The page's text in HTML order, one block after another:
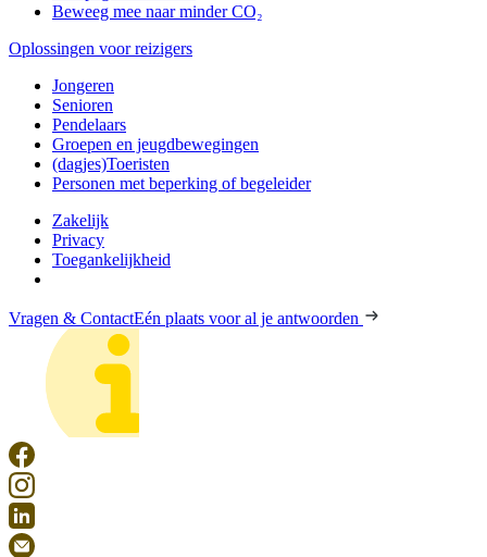
Beweeg mee naar minder CO₂
Oplossingen voor reizigers
Jongeren
Senioren
Pendelaars
Groepen en jeugdbewegingen
(dagjes)Toeristen
Personen met beperking of begeleider
Zakelijk
Privacy
Toegankelijkheid
Vragen & ContactEén plaats voor al je antwoorden